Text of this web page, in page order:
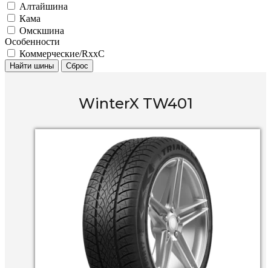
Алтайшина
Кама
Омскшина
Особенности
Коммерческие/RxxC
Найти шины Сброс
WinterX TW401